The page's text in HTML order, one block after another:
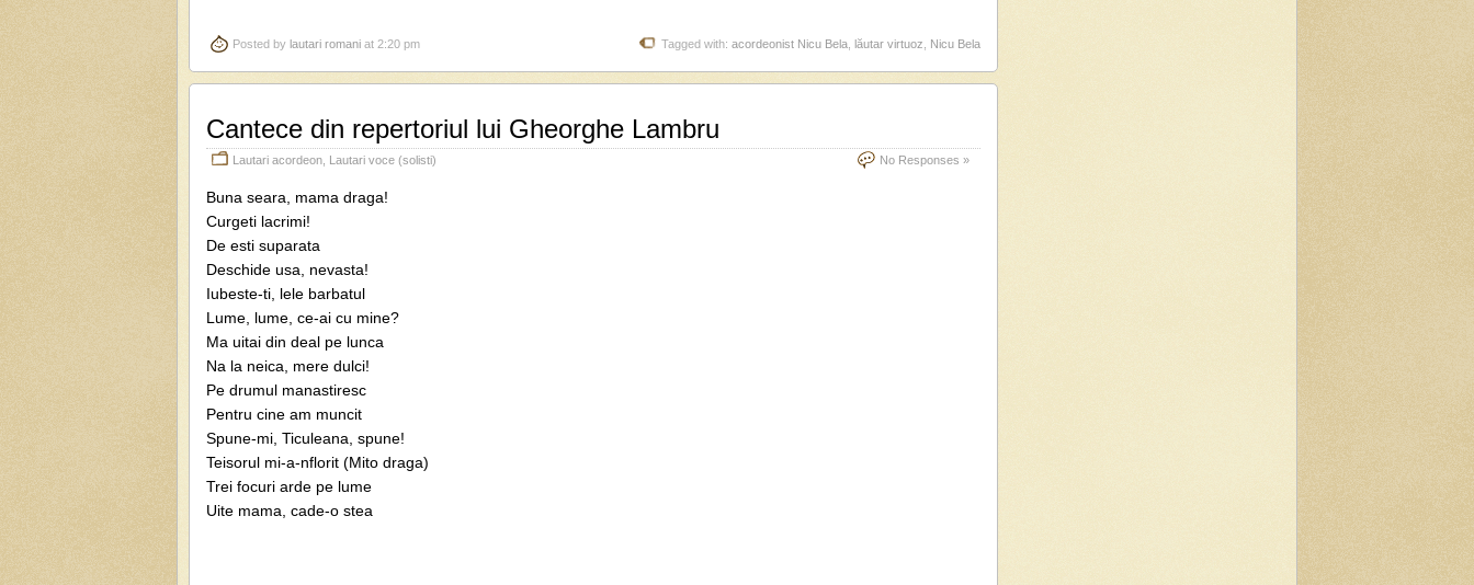
Posted by lautari romani at 2:20 pm Tagged with: acordeonist Nicu Bela lăutar virtuoz Nicu Bela
Cantece din repertoriul lui Gheorghe Lambru
Lautari acordeon Lautari voce (solisti) No Responses »
Buna seara, mama draga!
Curgeti lacrimi!
De esti suparata
Deschide usa, nevasta!
Iubeste-ti, lele barbatul
Lume, lume, ce-ai cu mine?
Ma uitai din deal pe lunca
Na la neica, mere dulci!
Pe drumul manastiresc
Pentru cine am muncit
Spune-mi, Ticuleana, spune!
Teisorul mi-a-nflorit (Mito draga)
Trei focuri arde pe lume
Uite mama, cade-o stea